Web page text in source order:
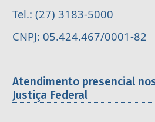
Tel.: (27) 3183-5000
CNPJ: 05.424.467/0001-82
Atendimento presencial
Justiça Federal